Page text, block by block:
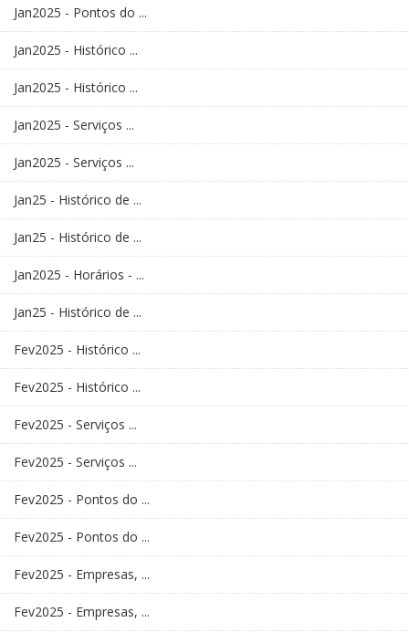
Jan2025 - Pontos do ...
Jan2025 - Histórico ...
Jan2025 - Histórico ...
Jan2025 - Serviços ...
Jan2025 - Serviços ...
Jan25 - Histórico de ...
Jan25 - Histórico de ...
Jan2025 - Horários - ...
Jan25 - Histórico de ...
Fev2025 - Histórico ...
Fev2025 - Histórico ...
Fev2025 - Serviços ...
Fev2025 - Serviços ...
Fev2025 - Pontos do ...
Fev2025 - Pontos do ...
Fev2025 - Empresas, ...
Fev2025 - Empresas, ...